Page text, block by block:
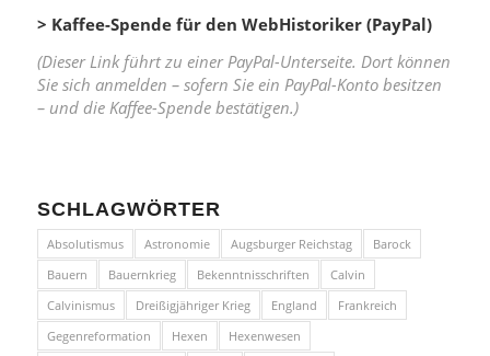
> Kaffee-Spende für den WebHistoriker (PayPal)
(Dieser Link führt zu einer PayPal-Unterseite. Dort können
Sie sich anmelden – sofern Sie ein PayPal-Konto besitzen
– und die Kaffee-Spende bestätigen.)
SCHLAGWÖRTER
Absolutismus Astronomie Augsburger Reichstag
Barock
Bauern
Bauernkrieg Bekenntnisschriften
Calvin
Calvinismus
Dreißigjähriger Krieg England
Frankreich
Gegenreformation
Hexen
Hexenwesen